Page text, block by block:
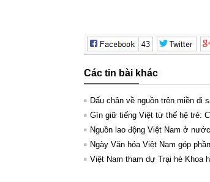
Các tin bài khác
Dấu chân về nguồn trên miền di
Gìn giữ tiếng Việt từ thế hệ trẻ:
Nguồn lao động Việt Nam ở
Ngày Văn hóa Việt Nam góp
Việt Nam tham dự Trại hè Khoa